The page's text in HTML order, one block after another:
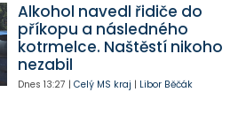
Alkohol navedl řidiče do
příkopu a následného
kotrmelce. Naštěstí nikoho
nezabil
Dnes 13:27 | Celý MS kraj | Libor Běčák